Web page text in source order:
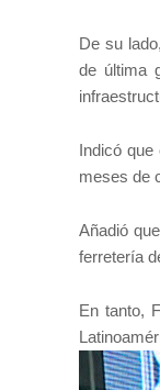
De su
de última
Indicó que
meses de
Añadió
ferretería
En tanto,